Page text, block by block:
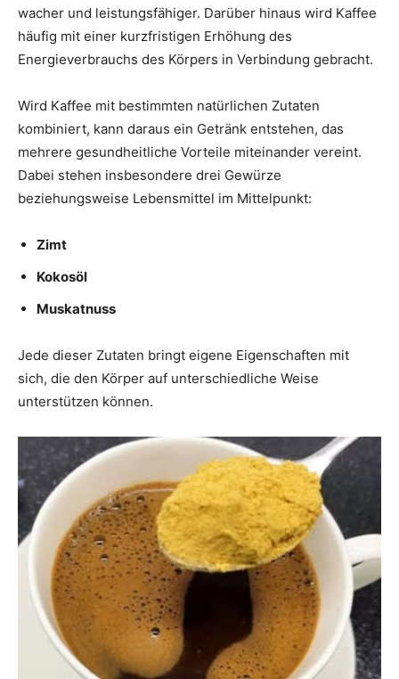
wacher und leistungsfähiger. Darüber hinaus wird Kaffee
häufig mit einer kurzfristigen Erhöhung des
Energieverbrauchs des Körpers in Verbindung gebracht.
Wird Kaffee mit bestimmten natürlichen Zutaten
kombiniert, kann daraus ein Getränk entstehen, das
mehrere gesundheitliche Vorteile miteinander vereint.
Dabei stehen insbesondere drei Gewürze
beziehungsweise Lebensmittel im Mittelpunkt:
Zimt
Kokosöl
Muskatnuss
Jede dieser Zutaten bringt eigene Eigenschaften mit
sich, die den Körper auf unterschiedliche Weise
unterstützen können.